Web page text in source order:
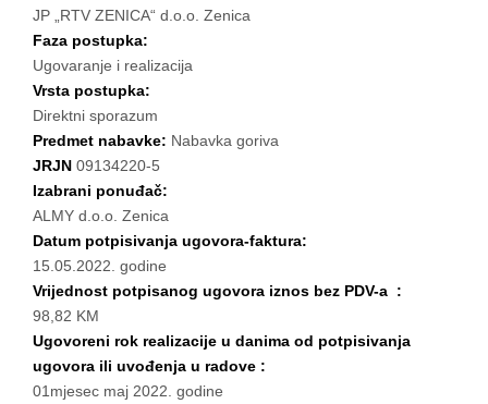
JP „RTV ZENICA“ d.o.o. Zenica
Faza postupka:
Ugovaranje i realizacija
Vrsta postupka:
Direktni sporazum
Predmet nabavke: Nabavka goriva
JRJN 09134220-5
Izabrani ponuđač:
ALMY d.o.o. Zenica
Datum potpisivanja ugovora-faktura:
15.05.2022. godine
Vrijednost potpisanog ugovora iznos bez PDV-a :
98,82 KM
Ugovoreni rok realizacije u danima od potpisivanja
ugovora ili uvođenja u radove :
01mjesec maj 2022. godine